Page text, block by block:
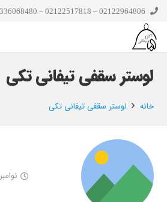
لوستر سقفی تیفانی تکی
خانه لوستر سقفی تیفانی تکی
نوامبر 29, 2021